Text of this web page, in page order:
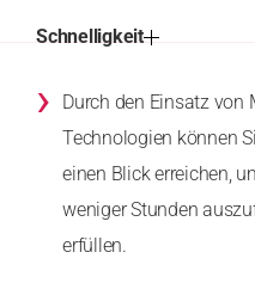
Schnelligkeit
›
Durch den Einsatz von
Technologien können
einen Blick erreichen,
weniger Stunden
erfüllen.